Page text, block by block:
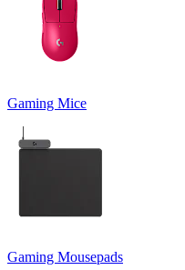
Gaming Mice
Gaming Mousepads